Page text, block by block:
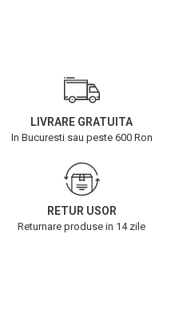
LIVRARE GRATUITA
In Bucuresti sau peste 600 Ron
RETUR USOR
Returnare produse in 14 zile